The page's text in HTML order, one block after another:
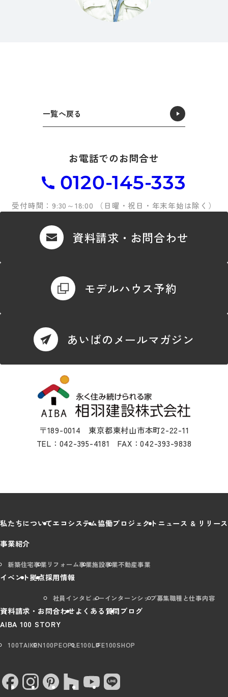
一覧へ戻る
お電話でのお問合せ
0120-145-333
受付時間：9:30～18:00 （日曜・祝日・年末年始は除く）
資料請求・お問合わせ
モデルハウス予約
あいばのメールマガジン
〒189-0014 東京都東村山市本町2-22-11
TEL：042-395-4181 FAX：042-393-9838
私たちについてエコシステム協働プロジェクト ニュース & リリース
事業紹介
新築住宅事業 リフォーム事業施設事業不動産事業
イベント拠点採用情報
社員インタビューインターンシップ募集職種と仕事内容
資料請求・お問合わせ よくある質問 ブログ
AIBA 100 STORY
100TAIKEN100PEOPLE100LIFE100SHOP